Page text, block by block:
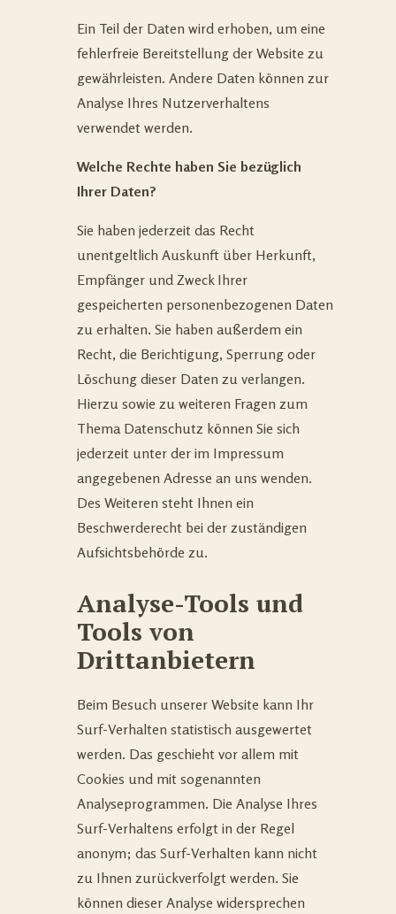
Ein Teil der Daten wird erhoben, um eine
fehlerfreie Bereitstellung der Website zu
gewährleisten. Andere Daten können zur
Analyse Ihres Nutzerverhaltens
verwendet werden.
Welche Rechte haben Sie bezüglich
Ihrer Daten?
Sie haben jederzeit das Recht
unentgeltlich Auskunft über Herkunft,
Empfänger und Zweck Ihrer
gespeicherten personenbezogenen Daten
zu erhalten. Sie haben außerdem ein
Recht, die Berichtigung, Sperrung oder
Löschung dieser Daten zu verlangen.
Hierzu sowie zu weiteren Fragen zum
Thema Datenschutz können Sie sich
jederzeit unter der im Impressum
angegebenen Adresse an uns wenden.
Des Weiteren steht Ihnen ein
Beschwerderecht bei der zuständigen
Aufsichtsbehörde zu.
Analyse-Tools und
Tools von
Drittanbietern
Beim Besuch unserer Website kann Ihr
Surf-Verhalten statistisch ausgewertet
werden. Das geschieht vor allem mit
Cookies und mit sogenannten
Analyseprogrammen. Die Analyse Ihres
Surf-Verhaltens erfolgt in der Regel
anonym; das Surf-Verhalten kann nicht
zu Ihnen zurückverfolgt werden. Sie
können dieser Analyse widersprechen